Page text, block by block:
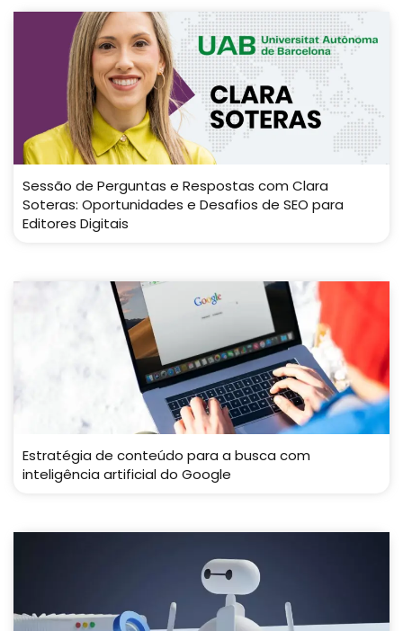
Sessão de Perguntas e Respostas com Clara
Soteras: Oportunidades e Desafios de SEO para
Editores Digitais
Estratégia de conteúdo para a busca com
inteligência artificial do Google